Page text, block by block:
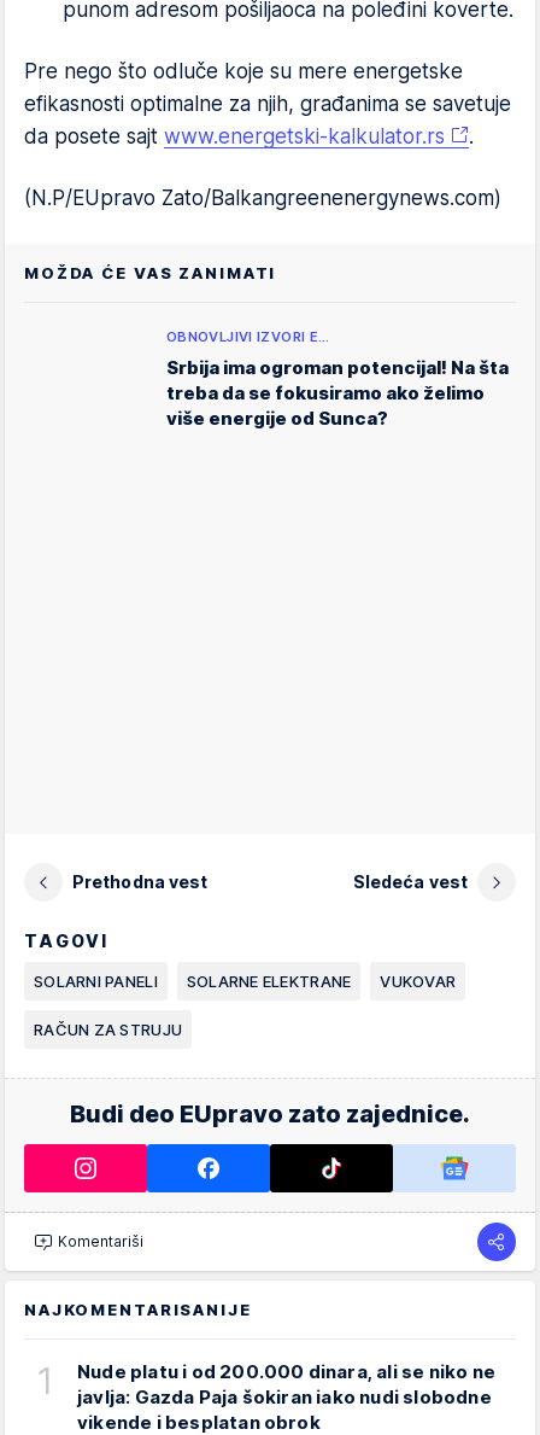
punom adresom pošiljaoca na poleđini koverte.
Pre nego što odluče koje su mere energetske
efikasnosti optimalne za njih, građanima se savetuje
da posete sajt www.energetski-kalkulator.rs .
(N.P/EUpravo Zato/Balkangreenenergynews.com)
MOŽDA ĆE VAS ZANIMATI
OBNOVLJIVI IZVORI E…
Srbija ima ogroman potencijal! Na šta
treba da se fokusiramo ako želimo
više energije od Sunca?
Prethodna vest Sledeća vest
TAGOVI
SOLARNI PANELI SOLARNE ELEKTRANE VUKOVAR
RAČUN ZA STRUJU
Budi deo EUpravo zato zajednice.
Komentariši
NAJKOMENTARISANIJE
1
Nude platu i od 200.000 dinara, ali se niko ne
javlja: Gazda Paja šokiran iako nudi slobodne
vikende i besplatan obrok